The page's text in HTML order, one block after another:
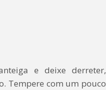
e deixe derreter,
Tempere com um pouco